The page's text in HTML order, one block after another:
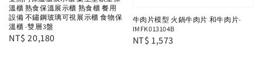
溫櫃 熟食保溫展示櫃 熟食櫃 餐用
設備 不鏽鋼玻璃可視展示櫃 食物保
溫櫃 -雙層3盤
Regular
NT$ 20,180
牛肉片模型 火鍋牛肉片 和牛肉片-
IMFK013104B
Regular
NT$ 1,573